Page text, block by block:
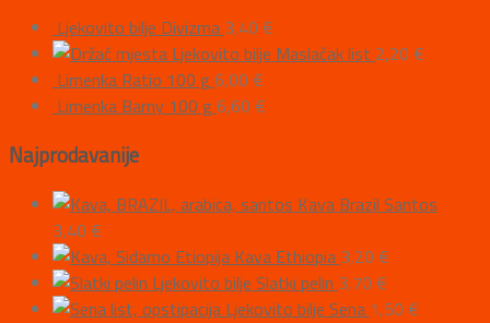
Ljekovito bilje Divizma 3,40 €
Ljekovito bilje Maslačak list 2,20 €
Limenka Ratio 100 g 6,00 €
Limenka Barny 100 g 6,60 €
Najprodavanije
Kava Brazil Santos
3,40 €
Kava Ethiopia 3,20 €
Ljekovito bilje Slatki pelin 3,70 €
Ljekovito bilje Sena 1,50 €